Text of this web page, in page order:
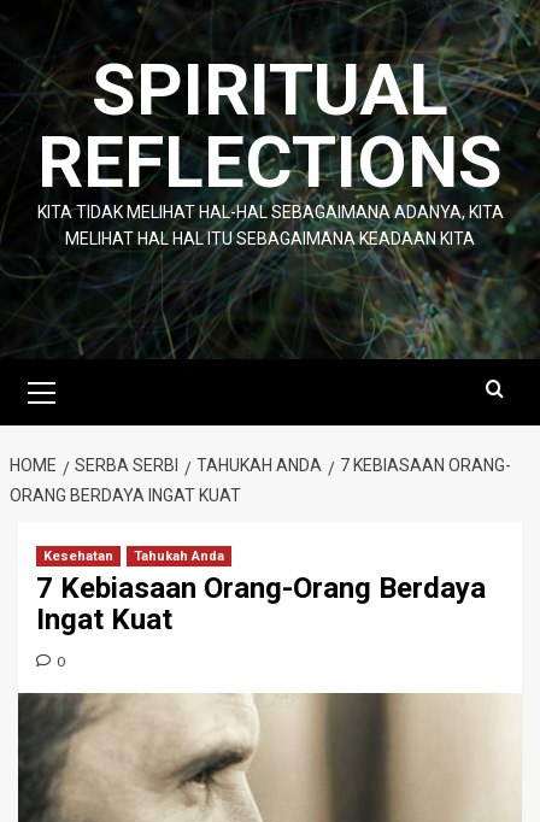
Skip
content
SPIRITUAL
REFLECTIONS
KITA TIDAK MELIHAT HAL-HAL SEBAGAIMANA ADANYA, KITA
MELIHAT HAL HAL ITU SEBAGAIMANA KEADAAN KITA
Menu
HOME SERBA SERBI TAHUKAH ANDA
7 KEBIASAAN ORANG-
ORANG BERDAYA INGAT KUAT
Kesehatan Tahukah Anda
7 Kebiasaan Orang-Orang Berdaya
Ingat Kuat
0